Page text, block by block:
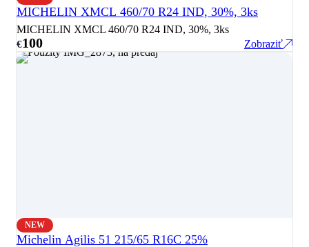
MICHELIN XMCL 460/70 R24 IND, 30%, 3ks
MICHELIN XMCL 460/70 R24 IND, 30%, 3ks
€100 Zobraziť
NEW
Michelin Agilis 51 215/65 R16C 25%